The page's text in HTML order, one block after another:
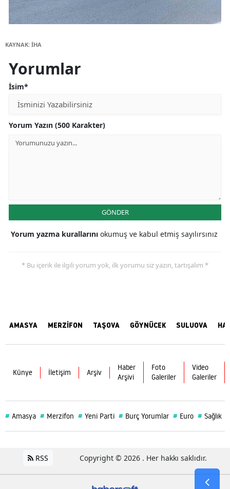
KAYNAK: İHA
Yorumlar
İsim*
Yorum Yazın (500 Karakter)
GÖNDER
Yorum yazma kurallarını okumuş ve kabul etmiş sayılırsınız
* Bu içerik ile ilgili yorum yok, ilk yorumu siz yazın, tartışalım *
AMASYA MERZİFON TAŞOVA GÖYNÜCEK SULUOVA
Künye İletişim Arşiv
Haber
Arşivi
Foto
Galeriler
Video
Galeriler
# Amasya # Merzifon # Yeni Parti # Burç Yorumlar # Euro # Sağlık
RSS Copyright © 2026 . Her hakkı saklıdır.